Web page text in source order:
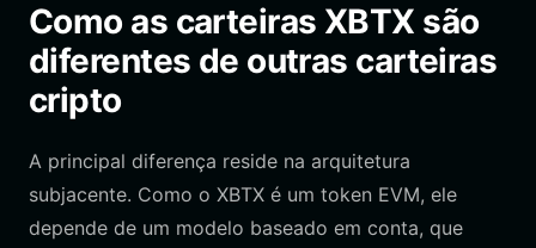
Como as carteiras XBTX são
diferentes de outras carteiras
cripto
A principal diferença reside na arquitetura
subjacente. Como o XBTX é um token EVM, ele
depende de um modelo baseado em conta, que